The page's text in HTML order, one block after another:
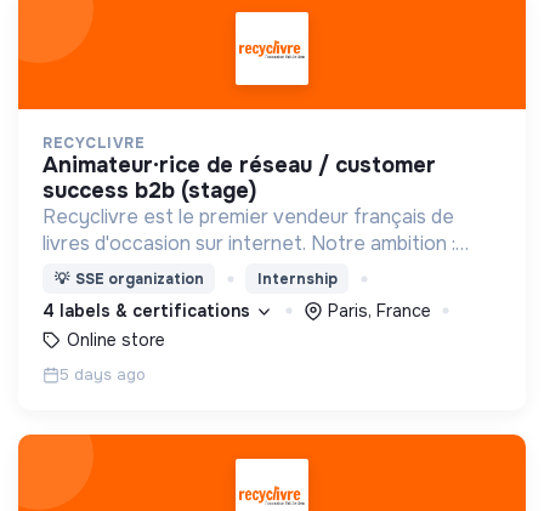
RECYCLIVRE
animateur·rice de réseau / customer
success b2b (stage)
Recyclivre est le premier vendeur français de
livres d'occasion sur internet. Notre ambition :
avoir un impact favorable sur l'homme et son
environnement.
💡 SSE organization Internship
4 labels & certifications
Paris, France
Online store
5 days ago